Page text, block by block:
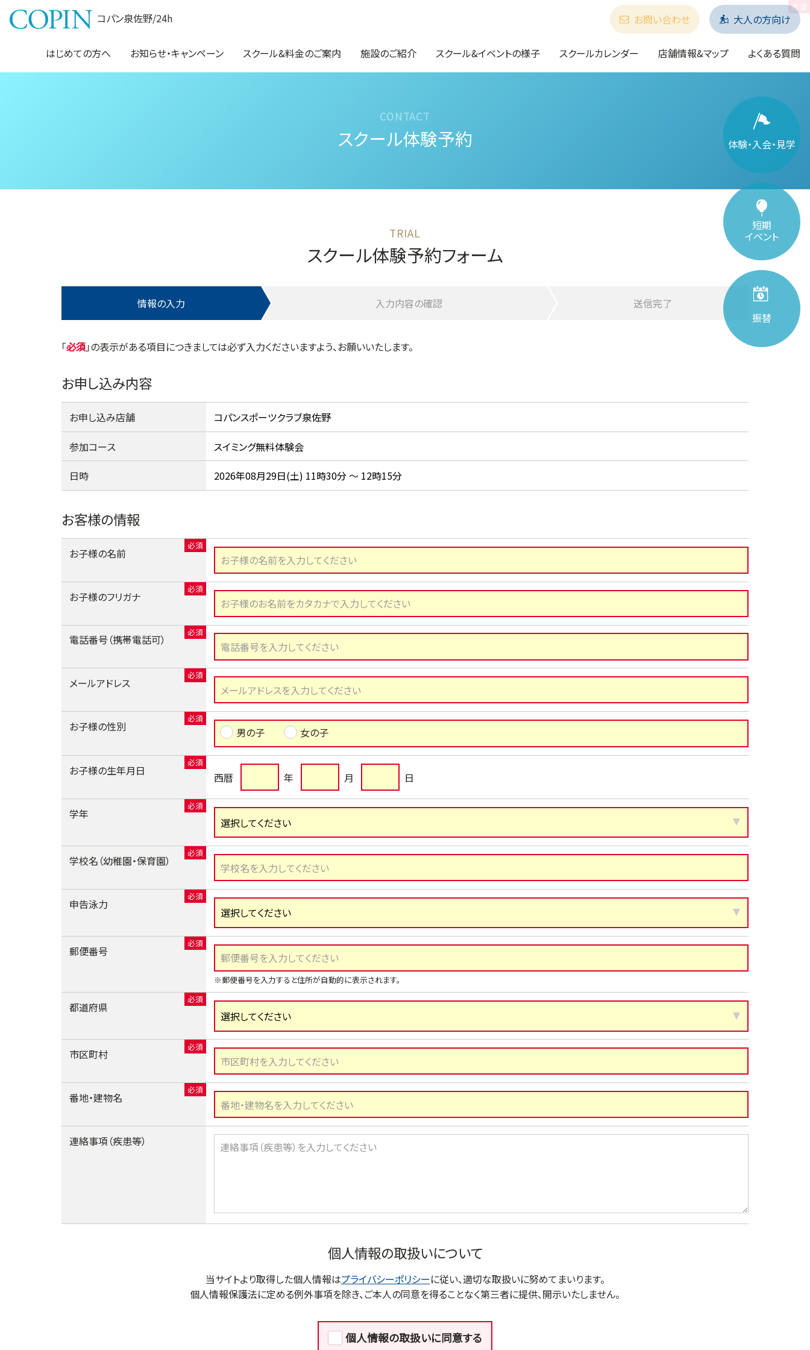
コパン泉佐野/24h
はじめての方へ お知らせ・キャンペーン スクール&料金のご案内 施設のご紹介 スクール&イベントの様子 スクールカレンダー 店舗情報&マップ よくある質問
お問い合わせ 大人の方向け
スクール体験予約
スクール体験予約フォーム
情報の入力 入力内容の確認 送信完了
「 」の表示がある項目につきましては必ず入力くださいますよう、お願いいたします。
お申し込み内容
お申し込み店舗
参加コース
日時
お客様の情報
お子様の名前
お子様のフリガナ
電話番号（携帯電話可）
メールアドレス
お子様の性別 男の子 女の子
お子様の生年月日 西暦 年 月 日
学年
学校名（幼稚園・保育園）
申告泳力
郵便番号
※郵便番号を入力すると住所が自動的に表示されます。
都道府県
市区町村
番地・建物名
連絡事項（疾患等）
個人情報の取扱いについて
当サイトより取得した個人情報はプライバシーポリシーに従い、適切な取扱いに努めてまいります。
個人情報保護法に定める例外事項を除き、ご本人の同意を得ることなく第三者に提供、開示いたしません。
個人情報の取扱いに同意する
体験・入会・見学
短期
イベント
振替